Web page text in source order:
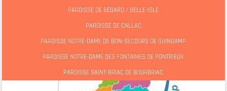
PAROISSE DE BÉGARD / BELLE-ISLE
PAROISSE DE CALLAC
PAROISSE NOTRE-DAME DE BON-SECOURS DE GUINGAMP
PAROISSE NOTRE-DAME DES FONTAINES DE PONTRIEUX
PAROISSE SAINT-BRIAC DE BOURBRIAC